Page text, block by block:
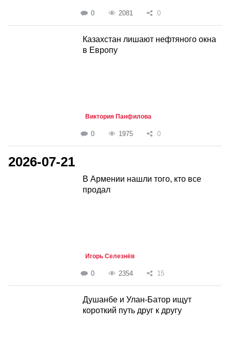
0 2081 0
Казахстан лишают нефтяного окна
в Европу
Виктория Панфилова
0 1975 0
2026-07-21
В Армении нашли того, кто все
продал
Игорь Селезнёв
0 2354 15
Душанбе и Улан-Батор ищут
короткий путь друг к другу